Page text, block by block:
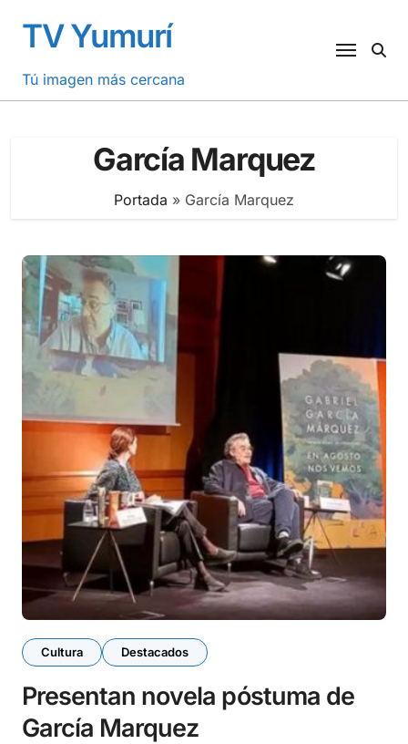
contenido
TV Yumurí
Tú imagen más cercana
García Marquez
Portada » García Marquez
Cultura Destacados
Presentan novela póstuma de
García Marquez